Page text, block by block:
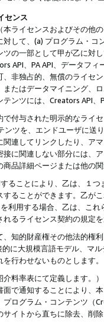
センス
ライセンスおよびその他
して、(a) プログラム・
の一部として甲が乙に対
API、PA API、データフ
非独占的、無償のライセ
たはデータマイニング、
ンツには、Creators API
付与された明示的なライ
ンツを、エンドユーザに
連してリンクしたり、ア
に関連しない部分には、
品詳細ページまたは他の
ることにより、乙は、１
ることができます。乙が
利用する場合、乙は、こ
るライセンス契約の規定
知的財産権その他法的権
に大規模言語モデル、マ
行わせないものとします。
料率表にて定義します。
で通知することにより、
ログラム・コンテンツ（
イトから直ちに除去、削